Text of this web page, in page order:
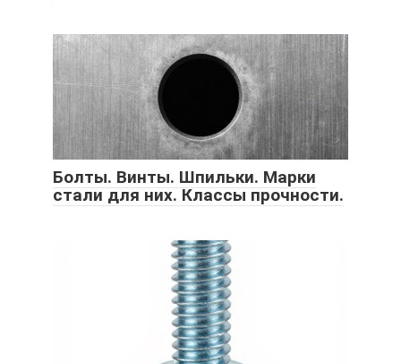
Болты. Винты. Шпильки. Марки
стали для них. Классы прочности.